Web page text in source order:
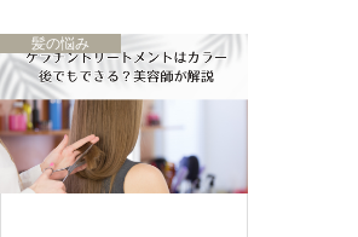
髪の悩み